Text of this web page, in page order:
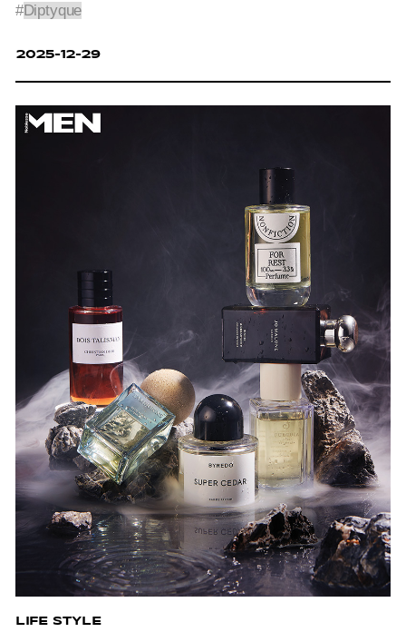
#Diptyque
2025-12-29
LIFE STYLE